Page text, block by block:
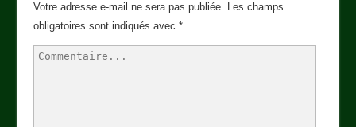
Votre adresse e-mail ne sera pas publiée. Les champs
obligatoires sont indiqués avec*